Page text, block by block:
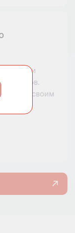
и
проектов.
своим